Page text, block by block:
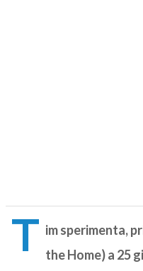
T im sperimenta,
the Home) a 25